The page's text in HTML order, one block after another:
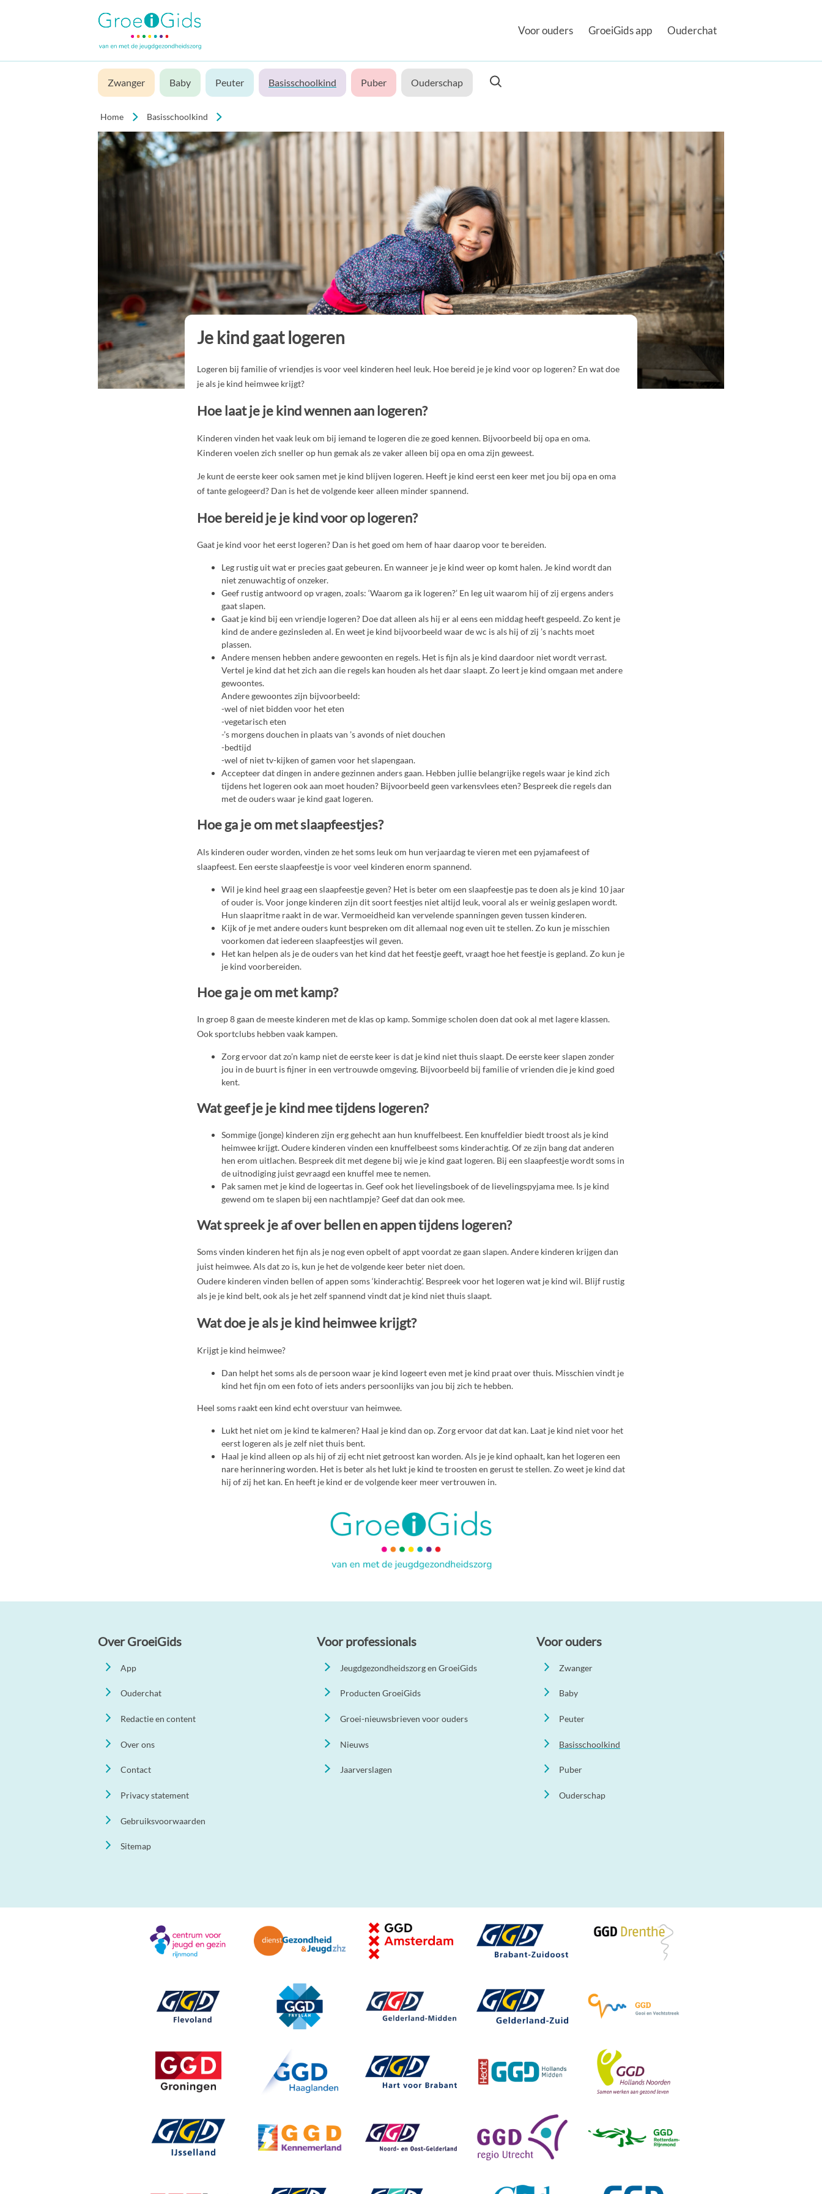
Voor ouders GroeiGids app Ouderchat
Zwanger Baby Peuter Basisschoolkind Puber Ouderschap
Home Basisschoolkind
Je kind gaat logeren
Logeren bij familie of vriendjes is voor veel kinderen heel leuk. Hoe bereid je je kind voor op logeren? En wat doe
je als je kind heimwee krijgt?
Hoe laat je je kind wennen aan logeren?
Kinderen vinden het vaak leuk om bij iemand te logeren die ze goed kennen. Bijvoorbeeld bij opa en oma.
Kinderen voelen zich sneller op hun gemak als ze vaker alleen bij opa en oma zijn geweest.
Je kunt de eerste keer ook samen met je kind blijven logeren. Heeft je kind eerst een keer met jou bij opa en oma
of tante gelogeerd? Dan is het de volgende keer alleen minder spannend.
Hoe bereid je je kind voor op logeren?
Gaat je kind voor het eerst logeren? Dan is het goed om hem of haar daarop voor te bereiden.
Leg rustig uit wat er precies gaat gebeuren. En wanneer je je kind weer op komt halen. Je kind wordt dan
niet zenuwachtig of onzeker.
Geef rustig antwoord op vragen, zoals: ‘Waarom ga ik logeren?’ En leg uit waarom hij of zij ergens anders
gaat slapen.
Gaat je kind bij een vriendje logeren? Doe dat alleen als hij er al eens een middag heeft gespeeld. Zo kent je
kind de andere gezinsleden al. En weet je kind bijvoorbeeld waar de wc is als hij of zij ’s nachts moet
plassen.
Andere mensen hebben andere gewoonten en regels. Het is fijn als je kind daardoor niet wordt verrast.
Vertel je kind dat het zich aan die regels kan houden als het daar slaapt. Zo leert je kind omgaan met andere
gewoontes.
Andere gewoontes zijn bijvoorbeeld:
-wel of niet bidden voor het eten
-vegetarisch eten
-’s morgens douchen in plaats van ’s avonds of niet douchen
-bedtijd
-wel of niet tv-kijken of gamen voor het slapengaan.
Accepteer dat dingen in andere gezinnen anders gaan. Hebben jullie belangrijke regels waar je kind zich
tijdens het logeren ook aan moet houden? Bijvoorbeeld geen varkensvlees eten? Bespreek die regels dan
met de ouders waar je kind gaat logeren.
Hoe ga je om met slaapfeestjes?
Als kinderen ouder worden, vinden ze het soms leuk om hun verjaardag te vieren met een pyjamafeest of
slaapfeest. Een eerste slaapfeestje is voor veel kinderen enorm spannend.
Wil je kind heel graag een slaapfeestje geven? Het is beter om een slaapfeestje pas te doen als je kind 10 jaar
of ouder is. Voor jonge kinderen zijn dit soort feestjes niet altijd leuk, vooral als er weinig geslapen wordt.
Hun slaapritme raakt in de war. Vermoeidheid kan vervelende spanningen geven tussen kinderen.
Kijk of je met andere ouders kunt bespreken om dit allemaal nog even uit te stellen. Zo kun je misschien
voorkomen dat iedereen slaapfeestjes wil geven.
Het kan helpen als je de ouders van het kind dat het feestje geeft, vraagt hoe het feestje is gepland. Zo kun je
je kind voorbereiden.
Hoe ga je om met kamp?
In groep 8 gaan de meeste kinderen met de klas op kamp. Sommige scholen doen dat ook al met lagere klassen.
Ook sportclubs hebben vaak kampen.
Zorg ervoor dat zo’n kamp niet de eerste keer is dat je kind niet thuis slaapt. De eerste keer slapen zonder
jou in de buurt is fijner in een vertrouwde omgeving. Bijvoorbeeld bij familie of vrienden die je kind goed
kent.
Wat geef je je kind mee tijdens logeren?
Sommige (jonge) kinderen zijn erg gehecht aan hun knuffelbeest. Een knuffeldier biedt troost als je kind
heimwee krijgt. Oudere kinderen vinden een knuffelbeest soms kinderachtig. Of ze zijn bang dat anderen
hen erom uitlachen. Bespreek dit met degene bij wie je kind gaat logeren. Bij een slaapfeestje wordt soms in
de uitnodiging juist gevraagd een knuffel mee te nemen.
Pak samen met je kind de logeertas in. Geef ook het lievelingsboek of de lievelingspyjama mee. Is je kind
gewend om te slapen bij een nachtlampje? Geef dat dan ook mee.
Wat spreek je af over bellen en appen tijdens logeren?
Soms vinden kinderen het fijn als je nog even opbelt of appt voordat ze gaan slapen. Andere kinderen krijgen dan
juist heimwee. Als dat zo is, kun je het de volgende keer beter niet doen.
Oudere kinderen vinden bellen of appen soms ‘kinderachtig’. Bespreek voor het logeren wat je kind wil. Blijf rustig
als je je kind belt, ook als je het zelf spannend vindt dat je kind niet thuis slaapt.
Wat doe je als je kind heimwee krijgt?
Krijgt je kind heimwee?
Dan helpt het soms als de persoon waar je kind logeert even met je kind praat over thuis. Misschien vindt je
kind het fijn om een foto of iets anders persoonlijks van jou bij zich te hebben.
Heel soms raakt een kind echt overstuur van heimwee.
Lukt het niet om je kind te kalmeren? Haal je kind dan op. Zorg ervoor dat dat kan. Laat je kind niet voor het
eerst logeren als je zelf niet thuis bent.
Haal je kind alleen op als hij of zij echt niet getroost kan worden. Als je je kind ophaalt, kan het logeren een
nare herinnering worden. Het is beter als het lukt je kind te troosten en gerust te stellen. Zo weet je kind dat
hij of zij het kan. En heeft je kind er de volgende keer meer vertrouwen in.
Over GroeiGids
App
Ouderchat
Redactie en content
Over ons
Contact
Privacy statement
Gebruiksvoorwaarden
Sitemap
Voor professionals
Jeugdgezondheidszorg en GroeiGids
Producten GroeiGids
Groei-nieuwsbrieven voor ouders
Nieuws
Jaarverslagen
Voor ouders
Zwanger
Baby
Peuter
Basisschoolkind
Puber
Ouderschap